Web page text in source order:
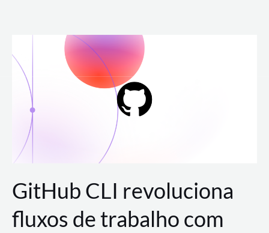
para
conteúdo
GitHub CLI revoluciona
fluxos de trabalho com